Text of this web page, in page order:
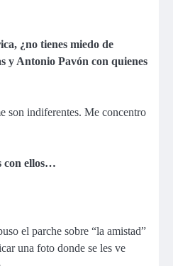
¿no tienes miedo de
y Antonio Pavón con quienes
son indiferentes. Me concentro
con ellos…
el parche sobre “la amistad”
una foto donde se les ve